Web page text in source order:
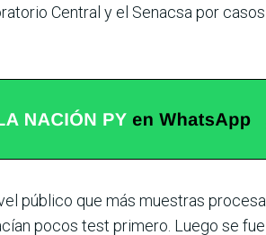
Central y el Senacsa por
público que más muestras
pocos test primero. Luego se